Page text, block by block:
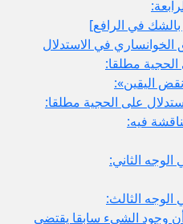
في الرافع‏]
الخوانساري في الاستدلال
الحجية مطلقا:
اليقين»:
على الحجية مطلقا:
فيه:
الثاني:
الوجه الثالث:
وجود الشي‏ء سابقا يقتضي